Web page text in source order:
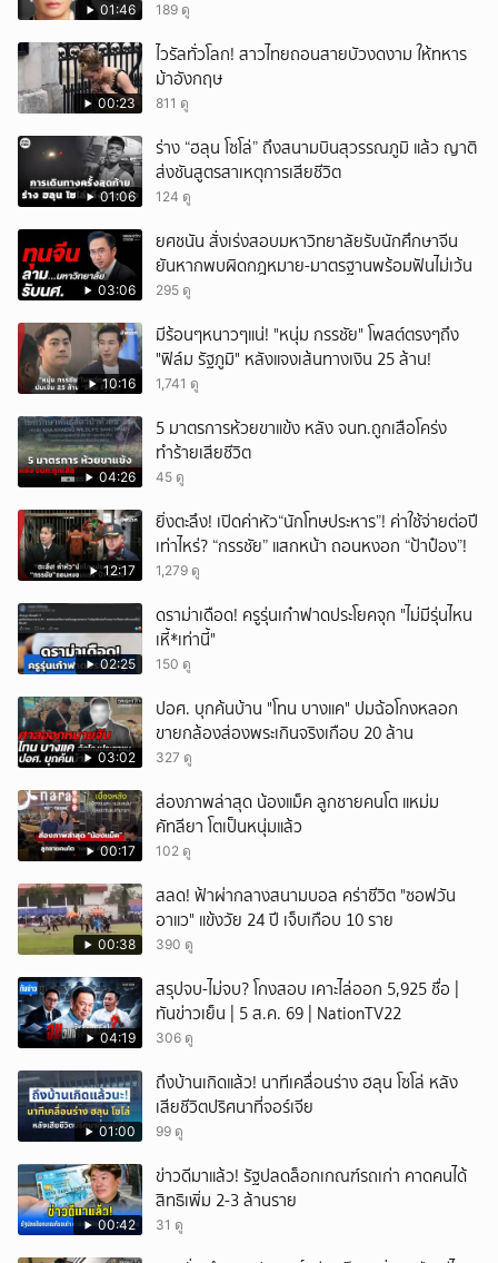
01:46 189 ดู
00:23
ไวรัลทั่วโลก! สาวไทยถอนสายบัวงดงาม ให้ทหาร
ม้าอังกฤษ
811 ดู
01:06
ร่าง “ฮลุน โซโล่” ถึงสนามบินสุวรรณภูมิ แล้ว ญาติ
ส่งชันสูตรสาเหตุการเสียชีวิต
124 ดู
03:06
ยศชนัน สั่งเร่งสอบมหาวิทยาลัยรับนักศึกษาจีน
ยันหากพบผิดกฎหมาย-มาตรฐานพร้อมฟันไม่เว้น
295 ดู
10:16
มีร้อนๆหนาวๆแน่! "หนุ่ม กรรชัย" โพสต์ตรงๆถึง
"ฟิล์ม รัฐภูมิ" หลังแจงเส้นทางเงิน 25 ล้าน!
1,741 ดู
04:26
5 มาตรการห้วยขาแข้ง หลัง จนท.ถูกเสือโคร่ง
ทำร้ายเสียชีวิต
45 ดู
12:17
ยิ่งตะลึง! เปิดค่าหัว“นักโทษประหาร”! ค่าใช้จ่ายต่อปี
เท่าไหร่? “กรรชัย” แสกหน้า ถอนหงอก “ป้าป๋อง”!
1,279 ดู
02:25
ดราม่าเดือด! ครูรุ่นเก๋าฟาดประโยคจุก "ไม่มีรุ่นไหน
เหี้*เท่านี้"
150 ดู
03:02
ปอศ. บุกค้นบ้าน "โทน บางแค" ปมฉ้อโกงหลอก
ขายกล้องส่องพระเกินจริงเกือบ 20 ล้าน
327 ดู
00:17
ส่องภาพล่าสุด น้องแม็ค ลูกชายคนโต แหม่ม
คัทลียา โตเป็นหนุ่มแล้ว
102 ดู
00:38
สลด! ฟ้าผ่ากลางสนามบอล คร่าชีวิต "ซอฟวัน
อาแว" แข้งวัย 24 ปี เจ็บเกือบ 10 ราย
390 ดู
04:19
สรุปจบ-ไม่จบ? โกงสอบ เคาะไล่ออก 5,925 ชื่อ |
ทันข่าวเย็น | 5 ส.ค. 69 | NationTV22
306 ดู
01:00
ถึงบ้านเกิดแล้ว! นาทีเคลื่อนร่าง ฮลุน โซโล่ หลัง
เสียชีวิตปริศนาที่จอร์เจีย
99 ดู
00:42
ข่าวดีมาแล้ว! รัฐปลดล็อกเกณฑ์รถเก่า คาดคนได้
สิทธิเพิ่ม 2-3 ล้านราย
31 ดู